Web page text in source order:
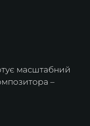
масштабний
–